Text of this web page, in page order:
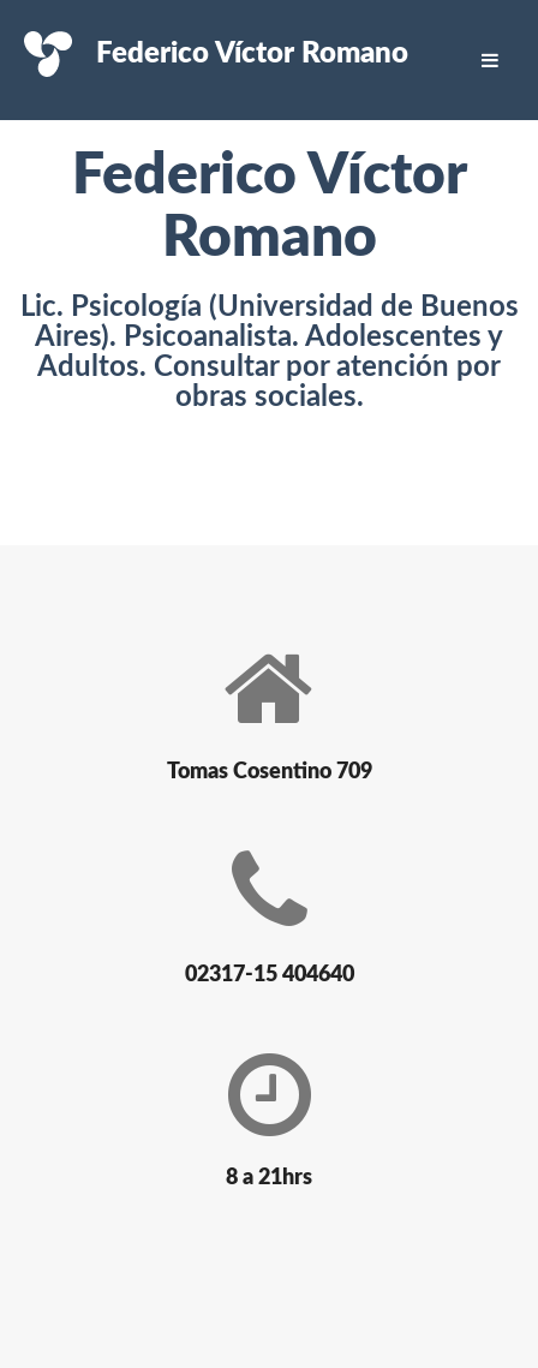
Federico Víctor Romano
Federico Víctor
Romano
Lic. Psicología (Universidad de Buenos
Aires). Psicoanalista. Adolescentes y
Adultos. Consultar por atención por
obras sociales.
Tomas Cosentino 709
02317-15 404640
8 a 21hrs